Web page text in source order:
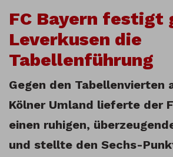
FC Bayern festigt
Leverkusen die
Tabellenführung
Gegen den Tabellenvierten
Kölner Umland lieferte der
einen ruhigen,
und stellte den Sechs-